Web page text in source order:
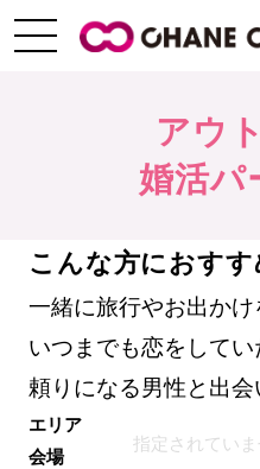
アウ
婚活パ
こんな方におすす
一緒に旅行やお出か
いつまでも恋をしてい
頼りになる男性と出
エリア
会場
指定されていま